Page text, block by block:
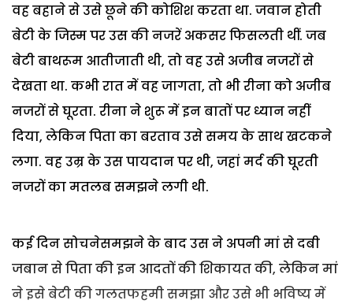
वह बहाने से उसे छूने की कोशिश करता था. जवान होती
बेटी के जिस्म पर उस की नजरें अकसर फिसलती थीं. जब
बेटी बाथरूम आतीजाती थी, तो वह उसे अजीब नजरों से
देखता था. कभी रात में वह जागता, तो भी रीना को अजीब
नजरों से घूरता. रीना ने शुरू में इन बातों पर ध्यान नहीं
दिया, लेकिन पिता का बरताव उसे समय के साथ खटकने
लगा. वह उम्र के उस पायदान पर थी, जहां मर्द की घूरती
नजरों का मतलब समझने लगी थी.
कई दिन सोचनेसमझने के बाद उस ने अपनी मां से दबी
जबान से पिता की इन आदतों की शिकायत की, लेकिन मां
ने इसे बेटी की गलतफहमी समझा और उसे भी भविष्य में